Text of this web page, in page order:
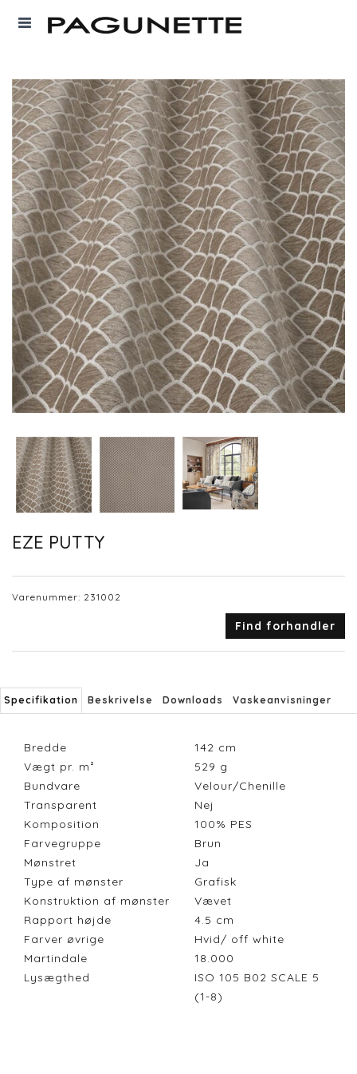
EZE PUTTY
Varenummer: 231002
Find forhandler
Specifikation Beskrivelse Downloads Vaskeanvisninger
Bredde 142 cm
Vægt pr. m²
529 g
Bundvare
Velour/Chenille
Transparent
Nej
Komposition
100% PES
Farvegruppe
Brun
Mønstret
Ja
Type af mønster
Grafisk
Konstruktion af mønster
Vævet
Rapport højde
4.5 cm
Farver øvrige
Hvid/ off white
Martindale
18.000
Lysægthed
ISO 105 B02 SCALE 5
(1-8)